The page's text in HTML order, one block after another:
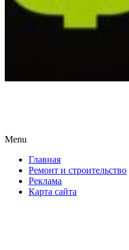
Menu
content
Главная
Ремонт и строительство
Реклама
Карта сайта